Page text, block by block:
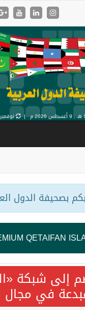
9 أغسطس 2026 م | نوفمبر 16, 2015 , 15:17 م
بصحيفة الدول
إلى شبكة
في مجال